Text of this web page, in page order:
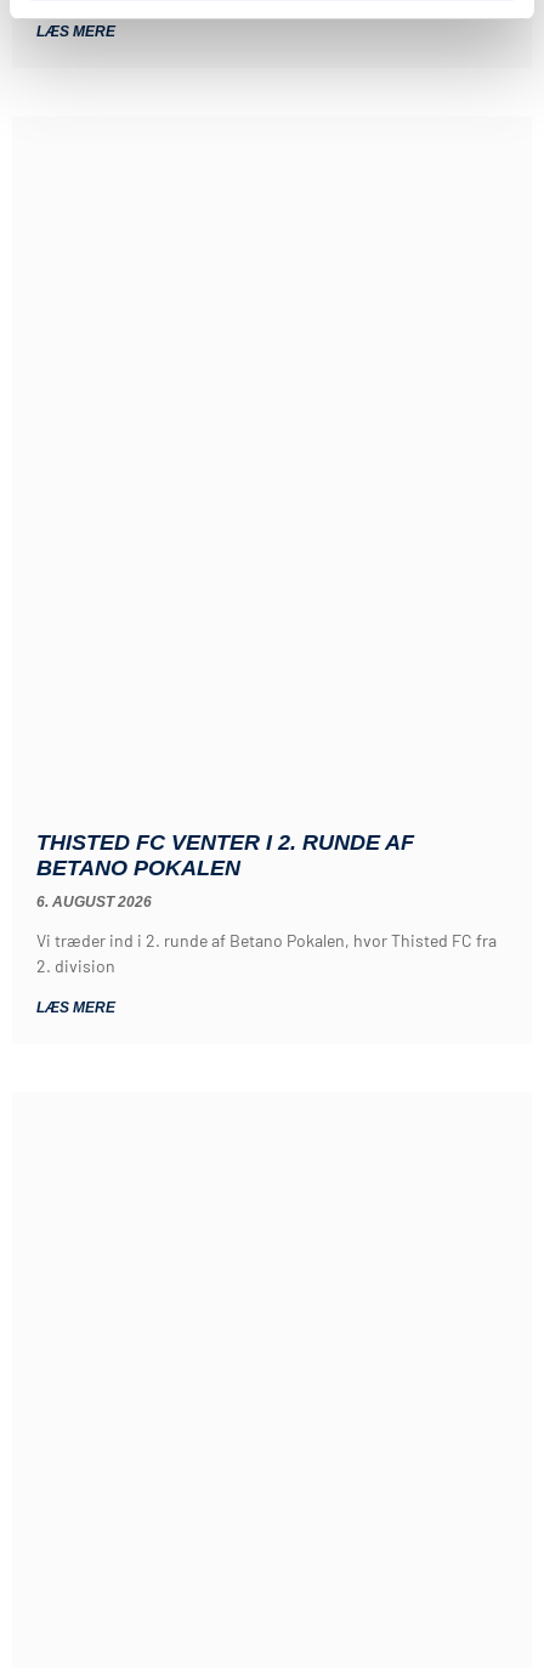
LÆS MERE
THISTED FC VENTER I 2. RUNDE AF
BETANO POKALEN
6. AUGUST 2026
Vi træder ind i 2. runde af Betano Pokalen, hvor Thisted FC fra
2. division
LÆS MERE